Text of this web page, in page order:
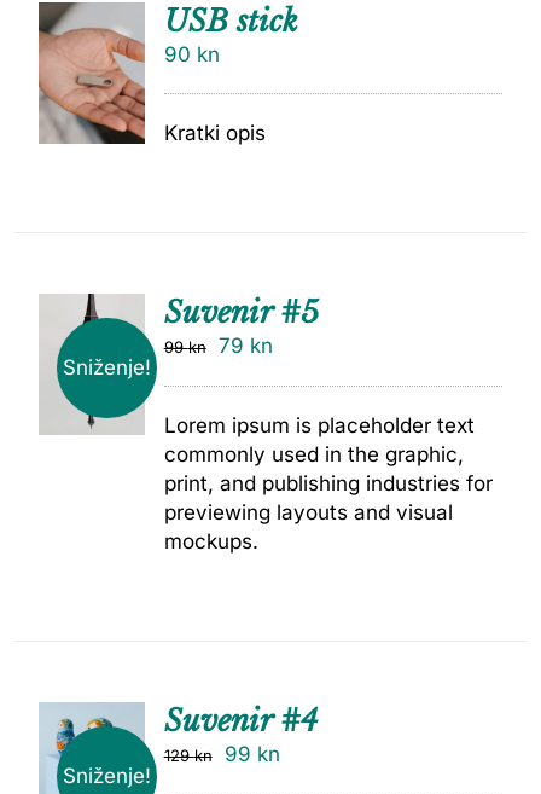
DODAJ
CU
USB stick
90 kn
Kratki opis
Sniženje!
DODAJ
Suvenir #5
99kn 79 kn
Lorem ipsum is placeholder text
commonly used in the graphic,
print, and publishing industries for
previewing layouts and visual
mockups.
Sniženje!
DODAJ
Suvenir #4
129kn 99 kn